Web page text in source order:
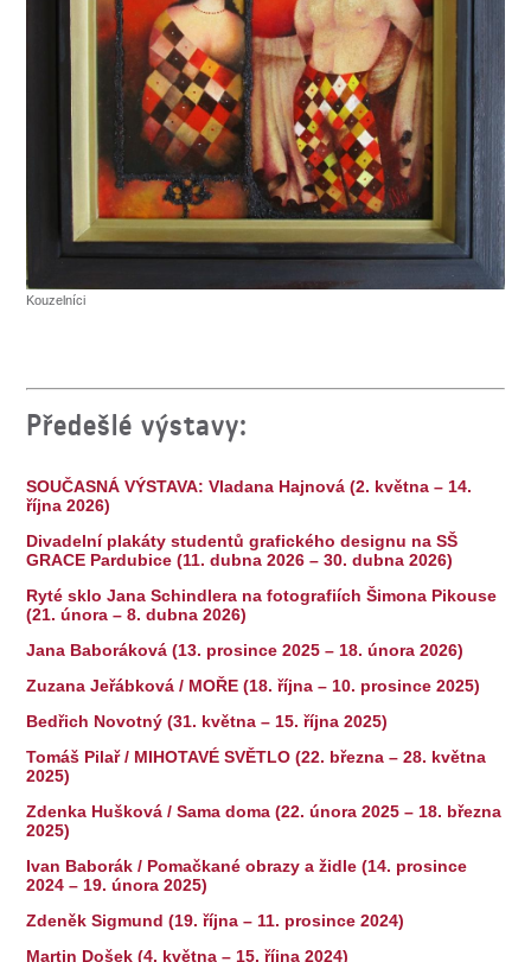
Kouzelníci
Předešlé výstavy:
SOUČASNÁ VÝSTAVA: Vladana Hajnová (2. května – 14.
října 2026)
Divadelní plakáty studentů grafického designu na SŠ
GRACE Pardubice (11. dubna 2026 – 30. dubna 2026)
Ryté sklo Jana Schindlera na fotografiích Šimona Pikouse
(21. února – 8. dubna 2026)
Jana Baboráková (13. prosince 2025 – 18. února 2026)
Zuzana Jeřábková / MOŘE (18. října – 10. prosince 2025)
Bedřich Novotný (31. května – 15. října 2025)
Tomáš Pilař / MIHOTAVÉ SVĚTLO (22. března – 28. května
2025)
Zdenka Hušková / Sama doma (22. února 2025 – 18. března
2025)
Ivan Baborák / Pomačkané obrazy a židle (14. prosince
2024 – 19. února 2025)
Zdeněk Sigmund (19. října – 11. prosince 2024)
Martin Došek (4. května – 15. října 2024)